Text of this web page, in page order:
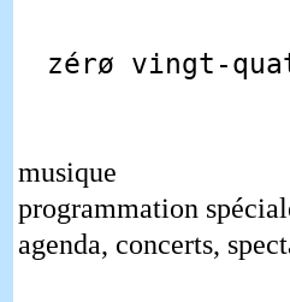
zérø vingt-
musique
programmation
agenda, concerts,